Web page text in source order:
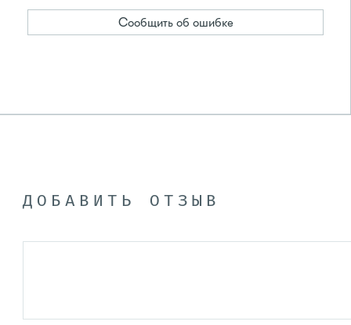
Сообщить об ошибке
ДОБАВИТЬ ОТЗЫВ